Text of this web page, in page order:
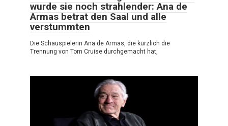
wurde sie noch strahlender: Ana de
Armas betrat den Saal und alle
verstummten
Die Schauspielerin Ana de Armas, die kürzlich die
Trennung von Tom Cruise durchgemacht hat,